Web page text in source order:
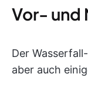
Vor- und
Der
aber auch